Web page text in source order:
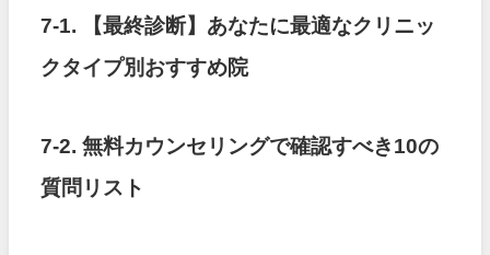
7-1. 【最終診断】あなたに最適なクリニッ
クタイプ別おすすめ院
7-2. 無料カウンセリングで確認すべき10の
質問リスト